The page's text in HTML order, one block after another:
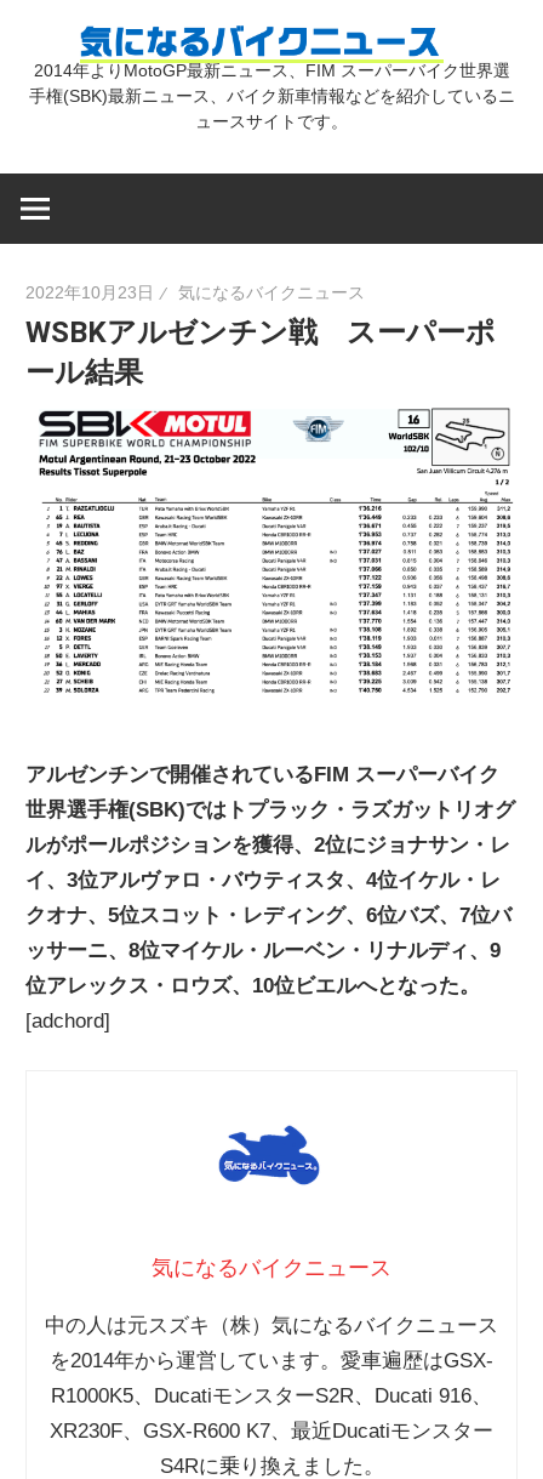
気
バ
イ
ク
ニ
ュ
ス
2014年よりMotoGP最新ニュース、FIM スーパーバイク世界選
手権(SBK)最新ニュース、バイク新車情報などを紹介しているニ
ュースサイトです。
2022年10月23日 気になるバイクニュース
WSBKアルゼンチン戦 スーパーポ
ール結果
アルゼンチンで開催されているFIM スーパーバイク
世界選手権(SBK)ではトプラック・ラズガットリオグ
ルがポールポジションを獲得、2位にジョナサン・レ
イ、3位アルヴァロ・バウティスタ、4位イケル・レ
クオナ、5位スコット・レディング、6位バズ、7位バ
ッサーニ、8位マイケル・ルーベン・リナルディ、9
位アレックス・ロウズ、10位ビエルへとなった。
[adchord]
気になるバイクニュース
中の人は元スズキ（株）気になるバイクニュース
を2014年から運営しています。愛車遍歴はGSX-
R1000K5、DucatiモンスターS2R、Ducati 916、
XR230F、GSX-R600 K7、最近Ducatiモンスター
S4Rに乗り換えました。